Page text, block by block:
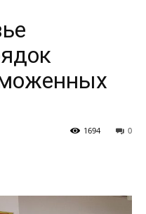
0
1694